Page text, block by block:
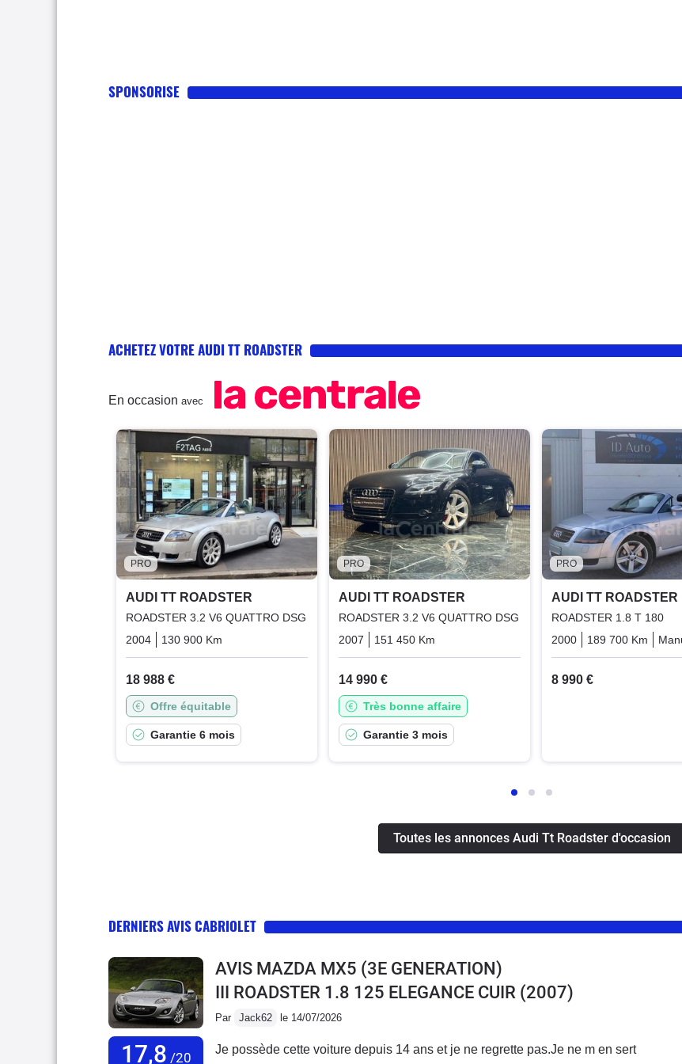
SPONSORISE
ACHETEZ VOTRE AUDI TT ROADSTER
En occasion avec
PRO
AUDI TT ROADSTER
ROADSTER 3.2 V6 QUATTRO DSG
2004
130 900 Km Essence
18 988 €
Offre équitable
Garantie 6 mois
PRO
AUDI TT ROADSTER
ROADSTER 3.2 V6 QUATTRO DSG
2007
151 450 Km Essence
14 990 €
Très bonne affaire
Garantie 3 mois
PRO
AUDI TT ROADSTER
ROADSTER 1.8 T 180
2000
189 700 Km
8 990 €
Toutes les annonces Audi Tt Roadster d'occasion
DERNIERS AVIS CABRIOLET
17,8 /20
AVIS MAZDA MX5 (3E GENERATION)
III ROADSTER 1.8 125 ELEGANCE CUIR (2007)
Par Jack62 le 14/07/2026
Je possède cette voiture depuis 14 ans et je ne regrette pas.Je ne m en sert